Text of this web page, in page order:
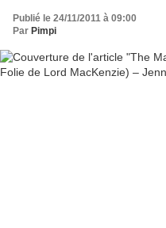
Publié le 24/11/2011 à 09:00
Par Pimpi